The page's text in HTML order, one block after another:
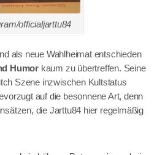
officialjarttu84
als neue Wahlheimat entschieden
Humor kaum zu übertreffen. Seine
Szene inzwischen Kultstatus
auf die besonnene Art, denn
die Jarttu84 hier regelmäßig